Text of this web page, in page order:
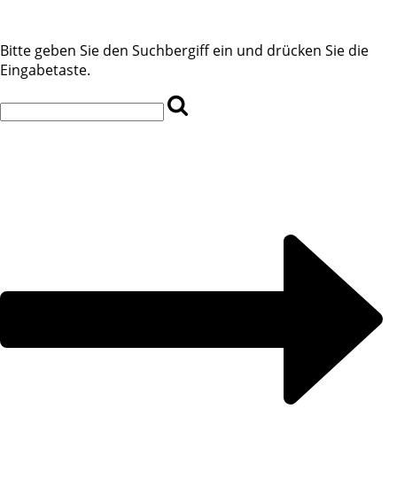
Bitte geben Sie den Suchbergiff ein und drücken Sie die
Eingabetaste.